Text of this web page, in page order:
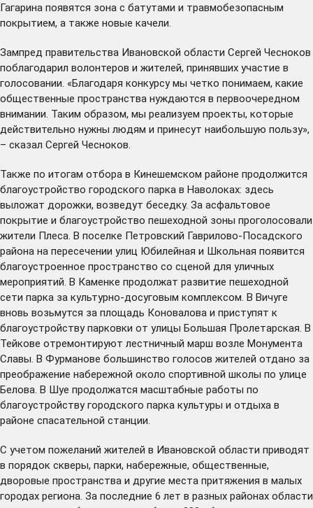
Гагарина появятся зона с батутами и травмобезопасным
покрытием, а также новые качели.
Зампред правительства Ивановской области Сергей Чесноков
поблагодарил волонтеров и жителей, принявших участие в
голосовании. «Благодаря конкурсу мы четко понимаем, какие
общественные пространства нуждаются в первоочередном
внимании. Таким образом, мы реализуем проекты, которые
действительно нужны людям и принесут наибольшую пользу»,
– сказал Сергей Чесноков.
Также по итогам отбора в Кинешемском районе продолжится
благоустройство городского парка в Наволоках: здесь
выложат дорожки, возведут беседку. За асфальтовое
покрытие и благоустройство пешеходной зоны проголосовали
жители Плеса. В поселке Петровский Гаврилово-Посадского
района на пересечении улиц Юбилейная и Школьная появится
благоустроенное пространство со сценой для уличных
мероприятий. В Каменке продолжат развитие пешеходной
сети парка за культурно-досуговым комплексом. В Вичуге
вновь возьмутся за площадь Коновалова и приступят к
благоустройству парковки от улицы Большая Пролетарская. В
Тейкове отремонтируют лестничный марш возле Монумента
Славы. В Фурманове большинство голосов жителей отдано за
преображение набережной около спортивной школы по улице
Белова. В Шуе продолжатся масштабные работы по
благоустройству городского парка культуры и отдыха в
районе спасательной станции.
С учетом пожеланий жителей в Ивановской области приводят
в порядок скверы, парки, набережные, общественные,
дворовые пространства и другие места притяжения в малых
городах региона. За последние 6 лет в разных районах области